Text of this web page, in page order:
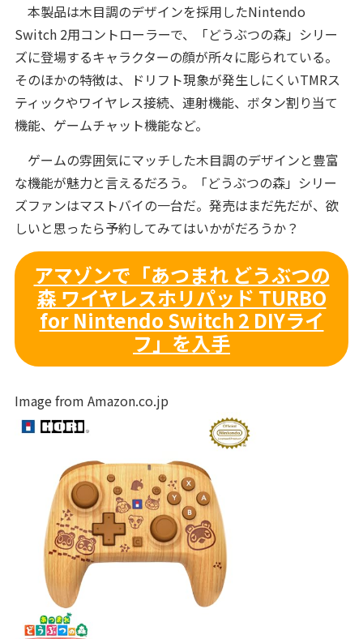
本製品は木目調のデザインを採用したNintendo
Switch 2用コントローラーで、「どうぶつの森」シリー
ズに登場するキャラクターの顔が所々に彫られている。
そのほかの特徴は、ドリフト現象が発生しにくいTMRス
ティックやワイヤレス接続、連射機能、ボタン割り当て
機能、ゲームチャット機能など。
ゲームの雰囲気にマッチした木目調のデザインと豊富
な機能が魅力と言えるだろう。「どうぶつの森」シリー
ズファンはマストバイの一台だ。発売はまだ先だが、欲
しいと思ったら予約してみてはいかがだろうか？
アマゾンで「あつまれ どうぶつの
森 ワイヤレスホリパッド TURBO
for Nintendo Switch 2 DIYライ
フ」を入手
Image from Amazon.co.jp